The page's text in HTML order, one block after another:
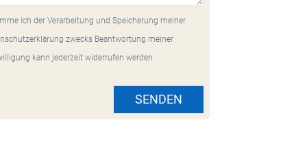
ich der Verarbeitung und Speicherung meiner
zwecks Beantwortung meiner
kann jederzeit widerrufen werden.
SENDEN